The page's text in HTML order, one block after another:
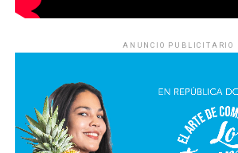
ANUNCIO PUBLICITARIO